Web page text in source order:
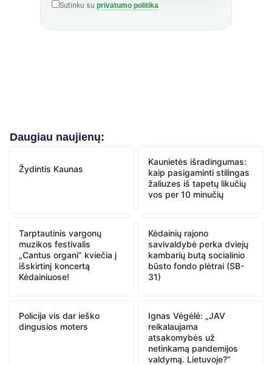
Sutinku su privatumo politika
Daugiau naujienų:
Žydintis Kaunas
Kaunietės išradingumas:
kaip pasigaminti stilingas
žaliuzes iš tapetų likučių
vos per 10 minučių
Tarptautinis vargonų
muzikos festivalis
„Cantus organi“ kviečia į
išskirtinį koncertą
Kėdainiuose!
Kėdainių rajono
savivaldybė perka dviejų
kambarių butą socialinio
būsto fondo plėtrai (SB-
31)
Policija vis dar ieško
dingusios moters
Ignas Vėgėlė: „JAV
reikalaujama
atsakomybės už
netinkamą pandemijos
valdymą. Lietuvoje?“